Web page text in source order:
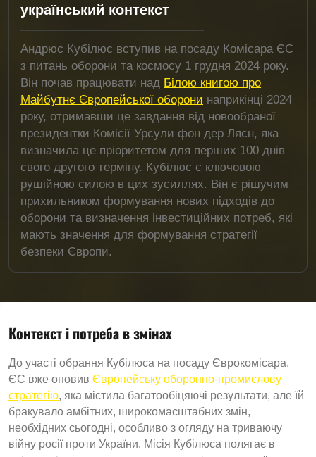
український контекст
Андрюс Кубілюс вступив на посаду Комісара ЄС
з питань оборони та космосу 1 грудня 2024 року.
Він почав працювати над Білою книгою про
Майбутнє Європейської оборони наприкінці 2024
року, отримавши це завдання від новообраної
президентки Комісії Урсули фон дер Ляєн, яка
визначила це пріоритетом для перших 100 днів
свого другого терміну. Кубілюс є ключовою
рушійною силою в цих зусиллях. Він є рішучим
прихильником формування нових підходів до
оборони та визначення інвестиційних потреб, які
мають значення для формування стратегії
безпеки Європи.
Контекст і потреба в змінах
До участі обрання Кубілюса на посаду Єврокомісара,
ЄС вже оновив Європейську оборонно-промислову
стратегію, яка містила багатообіцяючі результати, але їй
бракувало амбітних, широкомасштабних змін,
необхідних сьогодні, особливо з огляду на триваючу
війну росії проти України. Місія Кубілюса полягає в